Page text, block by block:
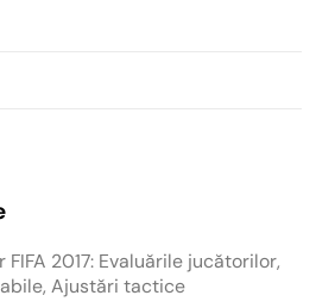
2017: Evaluările jucătorilor,
Ajustări tactice